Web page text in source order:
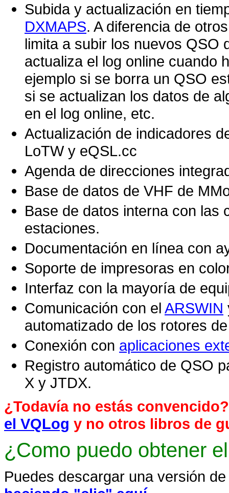
Subida y actualización en
DXMAPS. A diferencia de
limita a subir los nuevos QSO
actualiza el log online cuando
ejemplo si se borra un QSO
si se actualizan los datos de
en el log online, etc.
Actualización de indicadores
LoTW y eQSL.cc
Agenda de direcciones
Base de datos de VHF de
Base de datos interna con las
estaciones.
Documentación en línea con
Soporte de impresoras en
Interfaz con la mayoría de
Comunicación con el ARSWIN
automatizado de los rotores
Conexión con aplicaciones
Registro automático de QSO
X y JTDX.
¿Todavía no estás
el VQLog y no otros libros de
¿Como puedo obtener
Puedes descargar una versión